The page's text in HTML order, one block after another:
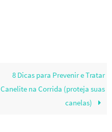
8 Dicas para Prevenir e Tratar
Canelite na Corrida (proteja suas
canelas)